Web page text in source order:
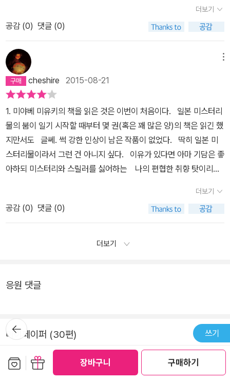
장바구니 구매하기
처 받은 기억으로오랜 시간 고통스러워하다 그런 모습에 이른 것이
다. 사람이 아니라하여 덜 아프고 덜 힘들고덜 외로운 것은 아니다. 이
땅위에 그런 존재는 없다. 누군가 다독여주고 기를 기울여주고 상처
를 보듬어 준다면 그들은 원래의 모습을 찾을 수 있지 않을까... 사랑
과 관심을 받기 위해말썽을 부리는 아이들과 하등 다를 것이 없는 이
들일진데, 단지 그 모습이 그 형태가 사람과같지 않고 괴이하다 하여
무시하고 괄시하면 안된다. 오치카는 괴로운 기억을 안고 숙부의 집
에 와서 사람들의 관심와 이목의 사각지대에 머무르고자한다. 주인
아가씨이면서 고용살이 일꾼으로 사는 것이 더 편한 그녀에게 숙부는
세상사람들의괴담을 듣게 한다. 그녀는 그들의 이야기를 들으며 자신
의 과거와 마주하고 받아들일 수 있게 된다.이야기의 주인공이던 조
연이던, 당사자이던 제3자이던 모두 자신만의 스토리가 있는 법이고
의 작품에서 보던 방식으로 끝난 듯한 기분이 들었지만귀신이야기든
인 듯 하여다 괜찮다~ 싶은 기분이 되어버렸다. 다음 책인 '안주'를 조
소녀 또한 그 과정을 거치면서 자신의 상처를 치유해 나간다.자극적
인 설정이나 커다란 반전 없이 담담한 어조로 풀어놓는 이 이야기들
시기, 좀 더 잘 살아보려는 욕심, 교만과 업신여김. 그래서 소녀와 함
께 이야기를 듣고 있는 독자 또한 마음이 아릴 수 밖에 없다. 누가 봐
도 나쁜 놈인 악당에 대한 이야기가 아니라 주변에서 흔히 볼 수 있는,
어쩌면 내가 일상적으로 짓고 있는 작은 나쁨들에 대한 이야기들이니
까. 그렇다고 이야기가 단순하지는 않다. 미미여사는 타고난 이야기
꾼이니까. 百物語, 사람들이 둘러앉아 자신이 아는 괴담을 이야기
하는 것. 미미여사는 그 이야기 대회를 작은 방에서 두 사람이 마주 앉
아 하는 것으로 바꿈으로써 더 내밀한 속을 들을 수 있도록 바꾸어 놓
았다. 무엇보다도, 그녀가 실제로 '백 가지' 이야기를 하려고 마음먹었
아린 이야기들이지만, 다음 권인 '안주'에서는 좀 더 밝은 분위기의 이
야기들이 기다리고 있다고 하니 부담없이 다음 권으로 넘어가면 될
것 같다.덧.열심히 쓰다보니, 얼마 전에 본 연극 '거기'가 떠오른다. 그
서 상처를 치유하는 것. '이야기'의 힘이란.
상당히 표현이 은유적(얽히고 얽힌 인간관계의 복합적인 마음같은
것)이어서, 그렇지 그럴 수 밖에 없겠지 나같아도 그런 생각을 가지고
그렇게 대할 수 밖에 없었을거야, 이러면서 캐릭터에 수긍하면서 읽
었는데, 네번째 이야기인 <마경>은 전체적으로 이야기가 이미지화
되면서 소름이 짜악 끼쳤다. 단순히 생각하면, 별 것 아닐 수도 있는
데, 내 무의식 속에 거울과 관련하여 안 좋았던 무엇인가가 있었는지,
거울 속에 어떤 대상이 숨어 있다고 상상하니, 우리집 목욕탕 거울속
에서도 소리가 들리는 듯 하여 무서움은 쉽게 가라앉지 않았다. 한동
안 소설을 읽고 내가 만들어 낸 알 수 없는 정체의 이미지에 무서움을
느끼다보니, 퍼득 이런 생각이 들었다. 사람은 왜 무서움을 느끼는 것
일까? 무서움을 느낀다는 것은 죽기 싫다는 강력한 감정적 반응의 즉
각적인 표현이 아닐까, 만약 사람이 죽음을 두려워하지 않는다면, 공
포감이라는 감정은 존재하지 않는 것이 아닐까, 죽음을 두려워하지
않는데, 공포를 느껴야할 만한 이유가 뭐가 있단 말인가. 죽음을 두려
더보기
공감 (0) 댓글 (0)
cheshire 2015-08-21
1. 미야베 미유키의 책을 읽은 것은 이번이 처음이다. 일본 미스터리
물의 붐이 일기 시작할 때부터 몇 권(혹은 꽤 많은 양)의 책은 읽긴 했
지만서도 글쎄. 썩 강한 인상이 남은 작품이 없었다. 딱히 일본 미
스터리물이라서 그런 건 아니지 싶다. 이유가 있다면 아마 기담은 좋
아하되 미스터리와 스릴러를 싫어하는 나의 편협한 취향 탓이리
는다. (그런 주제에 또 단편은 잘 읽지 않는다니 참 복잡한 취향이 아
닐 수 없다) 그래서 내 손을 거쳐 간 꽤 많은 양의 일본 미스터리물
중 살아남은 건 몇 권 되지 않으며 살아남은 책들은 이야기로 시작해
서 이야기로 끝난다는 공통점이 있다. 2. '흑백' 의 경우 괴담에 대한
습한 것처럼 느껴졌고 예쁜 것, 아름다운 것 - 이라는 식의 묘사가
하고, 이래서 미미여사인 건가 하는 생각이 들었던 것은 마지막 부분
에서였다. 3. 상처가 있는 사람이 타인의 이야기를 들어주고 자신의
상처를 내보이며 그것을 쓰다듬는다- 굳이 문학 장르가 아니더라도
여러 곳에서 볼 수 있는 도식이라고 생각한다. 실제로 효험이 있다
더보기
공감 (0) 댓글 (0)
더보기
응원 댓글
마이페이퍼 (30편) 쓰기
대장정 2026-02-19
뒤로가
기